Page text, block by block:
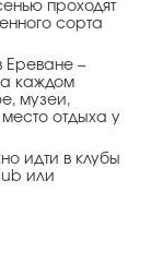
проходят
сорта
Ереване –
каждом
музеи,
отдыха у
идти в клубы
или